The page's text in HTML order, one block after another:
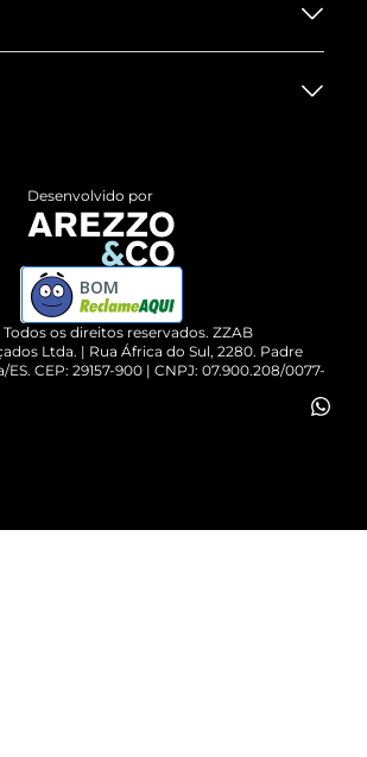
Produto
WhatsApp
Todos os direitos reservados. ZZAB
Ltda. | Rua África do Sul, 2280. Padre
ES. CEP: 29157-900 | CNPJ: 07.900.208/0077-
Desenvolvido por
BOM